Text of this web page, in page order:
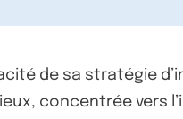
de sa stratégie
concentrée vers